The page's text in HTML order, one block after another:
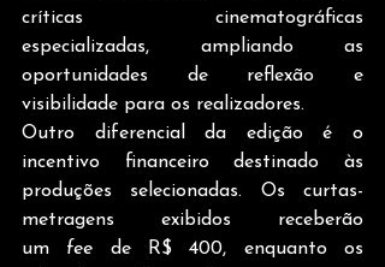
críticas cinematográficas
especializadas, ampliando as
oportunidades de reflexão e
visibilidade para os realizadores.
Outro diferencial da edição é o
incentivo financeiro destinado às
produções selecionadas. Os curtas-
metragens exibidos receberão
um fee de R$ 400, enquanto os